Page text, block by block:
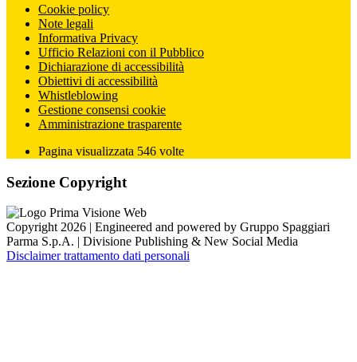
Cookie policy
Note legali
Informativa Privacy
Ufficio Relazioni con il Pubblico
Dichiarazione di accessibilità
Obiettivi di accessibilità
Whistleblowing
Gestione consensi cookie
Amministrazione trasparente
Pagina visualizzata 546 volte
Sezione Copyright
Copyright 2026 | Engineered and powered by Gruppo Spaggiari
Parma S.p.A. | Divisione Publishing & New Social Media
Disclaimer trattamento dati personali